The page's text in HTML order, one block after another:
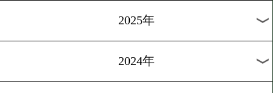
[WBCランキング]2023.5.26
定王者に。
[IBFランキング]2023.5.16